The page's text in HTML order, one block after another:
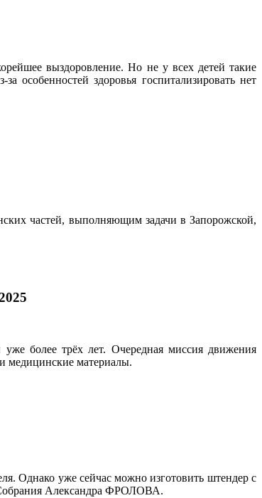
выздоровление. Но не у всех детей такие
особенностей здоровья госпитализировать нет
частей, выполняющим задачи в Запорожской,
более трёх лет. Очередная миссия движения
медицинские материалы.
Однако уже сейчас можно изготовить штендер с
Собрания Александра ФРОЛОВА.